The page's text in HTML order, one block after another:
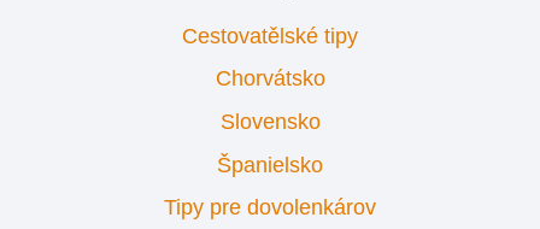
Cestovatělské tipy
Chorvátsko
Slovensko
Španielsko
Tipy pre dovolenkárov